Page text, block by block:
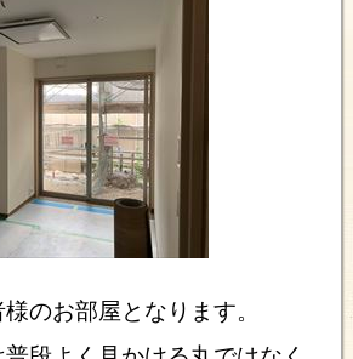
のお部屋となります。